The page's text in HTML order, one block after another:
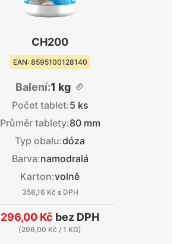
CH200
EAN: 8595100128140
Balení:1 kg
Počet tablet:5 ks
Průměr tablety:80 mm
Typ obalu:dóza
Barva:namodralá
Karton:volně
358,16 Kč s DPH
296,00 Kč bez DPH
(296,00 Kč / 1 KG)